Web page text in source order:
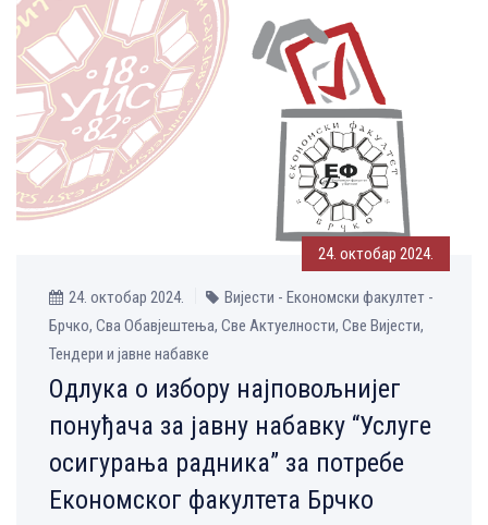
24. октобар 2024.
24. октобар 2024.
Вијести - Економски факултет -
Брчко, Сва Обавјештења, Све Aктуелности, Све Вијести,
Тендери и јавне набавке
Одлука о избору најповољнијег
понуђача за јавну набавку “Услугe
осигурања радника” за потребе
Економског факултета Брчко